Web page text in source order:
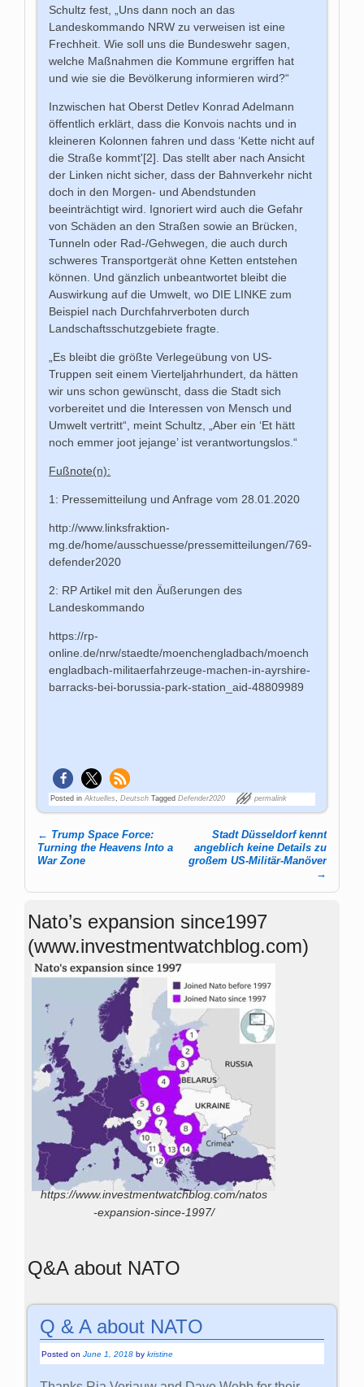
Schultz fest, „Uns dann noch an das
Landeskommando NRW zu verweisen ist eine
Frechheit. Wie soll uns die Bundeswehr sagen,
welche Maßnahmen die Kommune ergriffen hat
und wie sie die Bevölkerung informieren wird?“
Inzwischen hat Oberst Detlev Konrad Adelmann
öffentlich erklärt, dass die Konvois nachts und in
kleineren Kolonnen fahren und dass ‘Kette nicht auf
die Straße kommt'[2]. Das stellt aber nach Ansicht
der Linken nicht sicher, dass der Bahnverkehr nicht
doch in den Morgen- und Abendstunden
beeinträchtigt wird. Ignoriert wird auch die Gefahr
von Schäden an den Straßen sowie an Brücken,
Tunneln oder Rad-/Gehwegen, die auch durch
schweres Transportgerät ohne Ketten entstehen
können. Und gänzlich unbeantwortet bleibt die
Auswirkung auf die Umwelt, wo DIE LINKE zum
Beispiel nach Durchfahrverboten durch
Landschaftsschutzgebiete fragte.
„Es bleibt die größte Verlegeübung von US-
Truppen seit einem Vierteljahrhundert, da hätten
wir uns schon gewünscht, dass die Stadt sich
vorbereitet und die Interessen von Mensch und
Umwelt vertritt“, meint Schultz, „Aber ein ‘Et hätt
noch emmer joot jejange’ ist verantwortungslos.“
Fußnote(n):
1: Pressemitteilung und Anfrage vom 28.01.2020
http://www.linksfraktion-
mg.de/home/ausschuesse/pressemitteilungen/769-
defender2020
2: RP Artikel mit den Äußerungen des
Landeskommando
https://rp-
online.de/nrw/staedte/moenchengladbach/moench
engladbach-militaerfahrzeuge-machen-in-ayrshire-
barracks-bei-borussia-park-station_aid-48809989
Posted in Aktuelles ,Deutsch Tagged Defender2020 permalink
Post navigation
← Trump Space Force:
Turning the Heavens Into a
War Zone
Stadt Düsseldorf kennt
angeblich keine Details zu
großem US-Militär-Manöver
→
Nato’s expansion since1997
(www.investmentwatchblog.com)
https://www.investmentwatchblog.com/natos
-expansion-since-1997/
Q&A about NATO
Q & A about NATO
Posted onJune 1, 2018 bykristine